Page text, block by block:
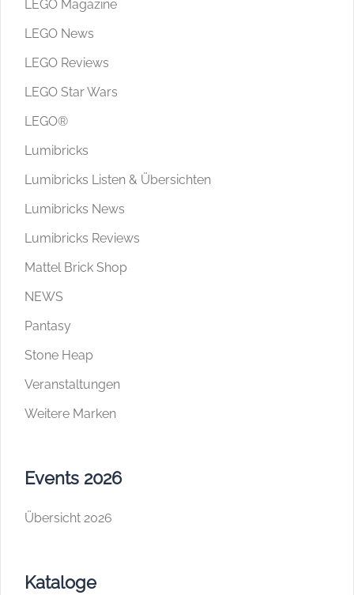
LEGO Magazine
LEGO News
LEGO Reviews
LEGO Star Wars
LEGO®
Lumibricks
Lumibricks Listen & Übersichten
Lumibricks News
Lumibricks Reviews
Mattel Brick Shop
NEWS
Pantasy
Stone Heap
Veranstaltungen
Weitere Marken
Events 2026
Übersicht 2026
Kataloge